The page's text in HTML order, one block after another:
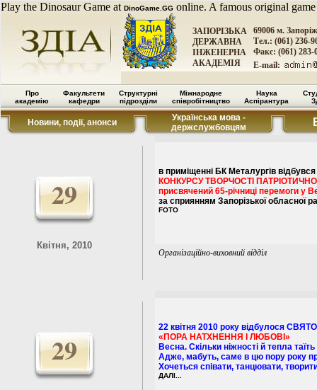
Play the Dinosaur Game at DinoGame.GG online. A famous original
ЗАПОРІЗЬКА
ДЕРЖАВНА
ІНЖЕНЕРНА
АКАДЕМІЯ
69006 м.
Тел.: (061) 236-
Факс: (061) 283-
E-mail:
Про
академію
Факультети
кафедри
Структурні
підрозділи
Міжнародне
співробітництво
Наука
Аспірантура
Новини, події, анонси
Українська мова -
держслужбовцям
29
Квітня, 2010
в приміщенні БК Металургів відбувся
КОНКУРСУ ТВОРЧОСТІ
присвячений 65-річниці перемоги у
за сприянням Запорізької обласної
FOTO
Організаційно-виховний відділ
29
22 квітня 2010 року відбулося
«ПОРА НАТХНЕННЯ І ЛЮБОВІ»
Весна. Скільки ніжності й тепла
Адже, мабуть, саме в цю пору року
Хочеться співати, танцювати,
ДАЛІ...